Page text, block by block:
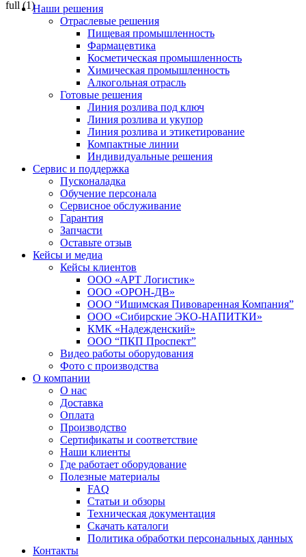
Наши решения
Отраслевые решения
Пищевая промышленность
Фармацевтика
Косметическая промышленность
Химическая промышленность
Алкогольная отрасль
Готовые решения
Линия розлива под ключ
Линия розлива и укупор
Линия розлива и этикетирование
Компактные линии
Индивидуальные решения
Сервис и поддержка
Пусконаладка
Обучение персонала
Сервисное обслуживание
Гарантия
Запчасти
Оставьте отзыв
Кейсы и медиа
Кейсы клиентов
ООО «АРТ Логистик»
ООО «ОРОН-ДВ»
ООО “Ишимская Пивоваренная Компания”
ООО «Сибирские ЭКО-НАПИТКИ»
КМК «Надежденский»
ООО “ПКП Проспект”
Видео работы оборудования
Фото с производства
О компании
О нас
Доставка
Оплата
Производство
Сертификаты и соответствие
Наши клиенты
Где работает оборудование
Полезные материалы
FAQ
Статьи и обзоры
Техническая документация
Скачать каталоги
Политика обработки персональных данных
Контакты